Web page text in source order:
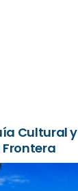
Cultural y